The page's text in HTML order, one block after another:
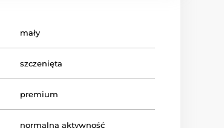
mały
szczenięta
premium
normalna aktywność